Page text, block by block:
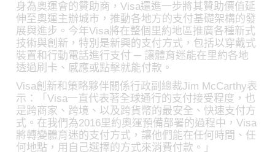
身為奧運會的贊助商，Visa還進一步將其贊助價值延
伸至奧運主辦城市，推動各地方的支付基礎架構的發
展與進步。今年Visa將在整個里約地區推廣各種新式
技術與創新，特別是新興的支付方式，包括以穿戴式
裝置和行動電話進行支付 ─ 讓體育迷能在里約各地
透過刷卡、感應或點擊就能付款。
Visa創新和策略夥伴關係行政副總裁Jim McCarthy表
示：「Visa一直代表著全球通行的支付接受程度，也
是跨商家、跨境、以及跨貨幣的最安全、快速支付方
式。在我們為2016里約奧運預備部署的過程中，Visa
將轉變體育迷的支付方式，讓他們能在任何時間、任
何地點，用自己選擇的方式來消費付款。」